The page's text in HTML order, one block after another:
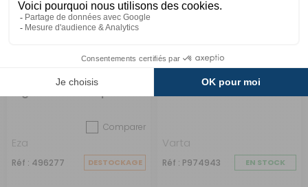
Adaptateur Allume-
Comparer
Eza
Réf : 496277 DESTOCKAGE
Batterie lithium LI-ION
Varta
Réf : P974943 EN STOCK